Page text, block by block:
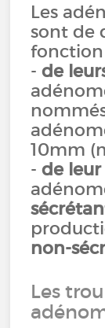
Les
sont de
fonction
-de
10mm
-de
non-
Les